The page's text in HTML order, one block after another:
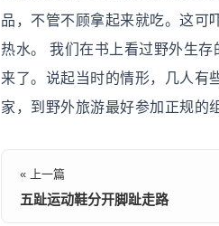
品，不管不顾拿起来就吃。这可
热水。 我们在书上看过野外生
来了。说起当时的情形，几人有
家，到野外旅游最好参加正规的
« 上一篇
五趾运动鞋分开脚趾走路